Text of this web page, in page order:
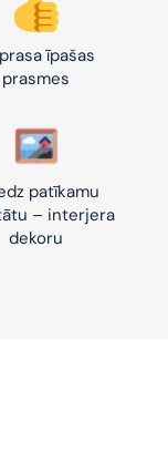
īpašas
prasmes
patīkamu
– interjera
dekoru